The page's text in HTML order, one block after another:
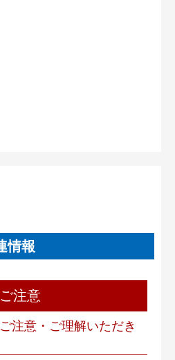
情報
ご注意
注意・ご理解いただき